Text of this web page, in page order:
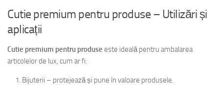
Cutie premium pentru produse – Utilizări și
aplicații
Cutie premium pentru produse este ideală pentru ambalarea
articolelor de lux, cum ar fi:
Bijuterii – protejează și pune în valoare produsele.